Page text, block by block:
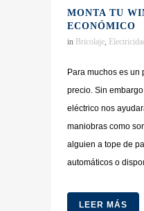
MONTA TU
ECONÓMICO
in Bricolaje,
Para muchos es un
precio. Sin
eléctrico nos
maniobras como
alguien a tope de
automáticos o
LEER MÁS